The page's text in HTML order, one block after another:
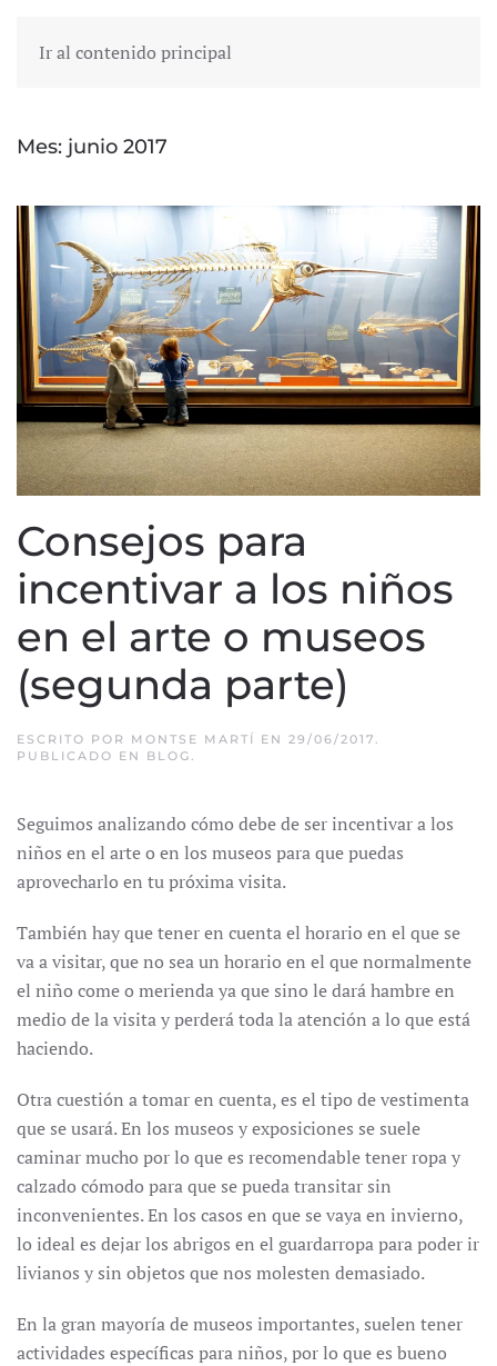
Ir al contenido principal
Mes: junio 2017
Consejos para
incentivar a los niños
en el arte o museos
(segunda parte)
ESCRITO POR MONTSE MARTÍ EN 29/06/2017
PUBLICADO EN BLOG
Seguimos analizando cómo debe de ser incentivar a los
niños en el arte o en los museos para que puedas
aprovecharlo en tu próxima visita.
También hay que tener en cuenta el horario en el que se
va a visitar, que no sea un horario en el que normalmente
el niño come o merienda ya que sino le dará hambre en
medio de la visita y perderá toda la atención a lo que está
haciendo.
Otra cuestión a tomar en cuenta, es el tipo de vestimenta
que se usará. En los museos y exposiciones se suele
caminar mucho por lo que es recomendable tener ropa y
calzado cómodo para que se pueda transitar sin
inconvenientes. En los casos en que se vaya en invierno,
lo ideal es dejar los abrigos en el guardarropa para poder ir
livianos y sin objetos que nos molesten demasiado.
En la gran mayoría de museos importantes, suelen tener
actividades específicas para niños, por lo que es bueno